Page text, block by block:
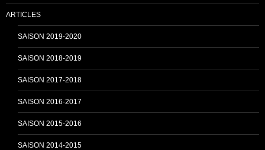
ARTICLES
SAISON 2019-2020
SAISON 2018-2019
SAISON 2017-2018
SAISON 2016-2017
SAISON 2015-2016
SAISON 2014-2015